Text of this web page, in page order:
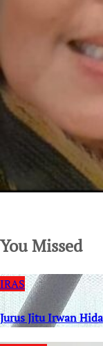
You Missed
IRAS
Jurus Jitu Irwan